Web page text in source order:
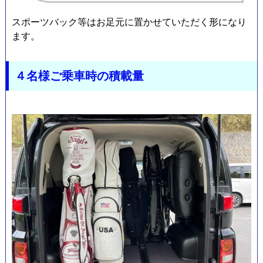
ョ
ン
スポーツバック等はお足元に置かせていただく形になり
ます。
４名様ご乗車時の積載量